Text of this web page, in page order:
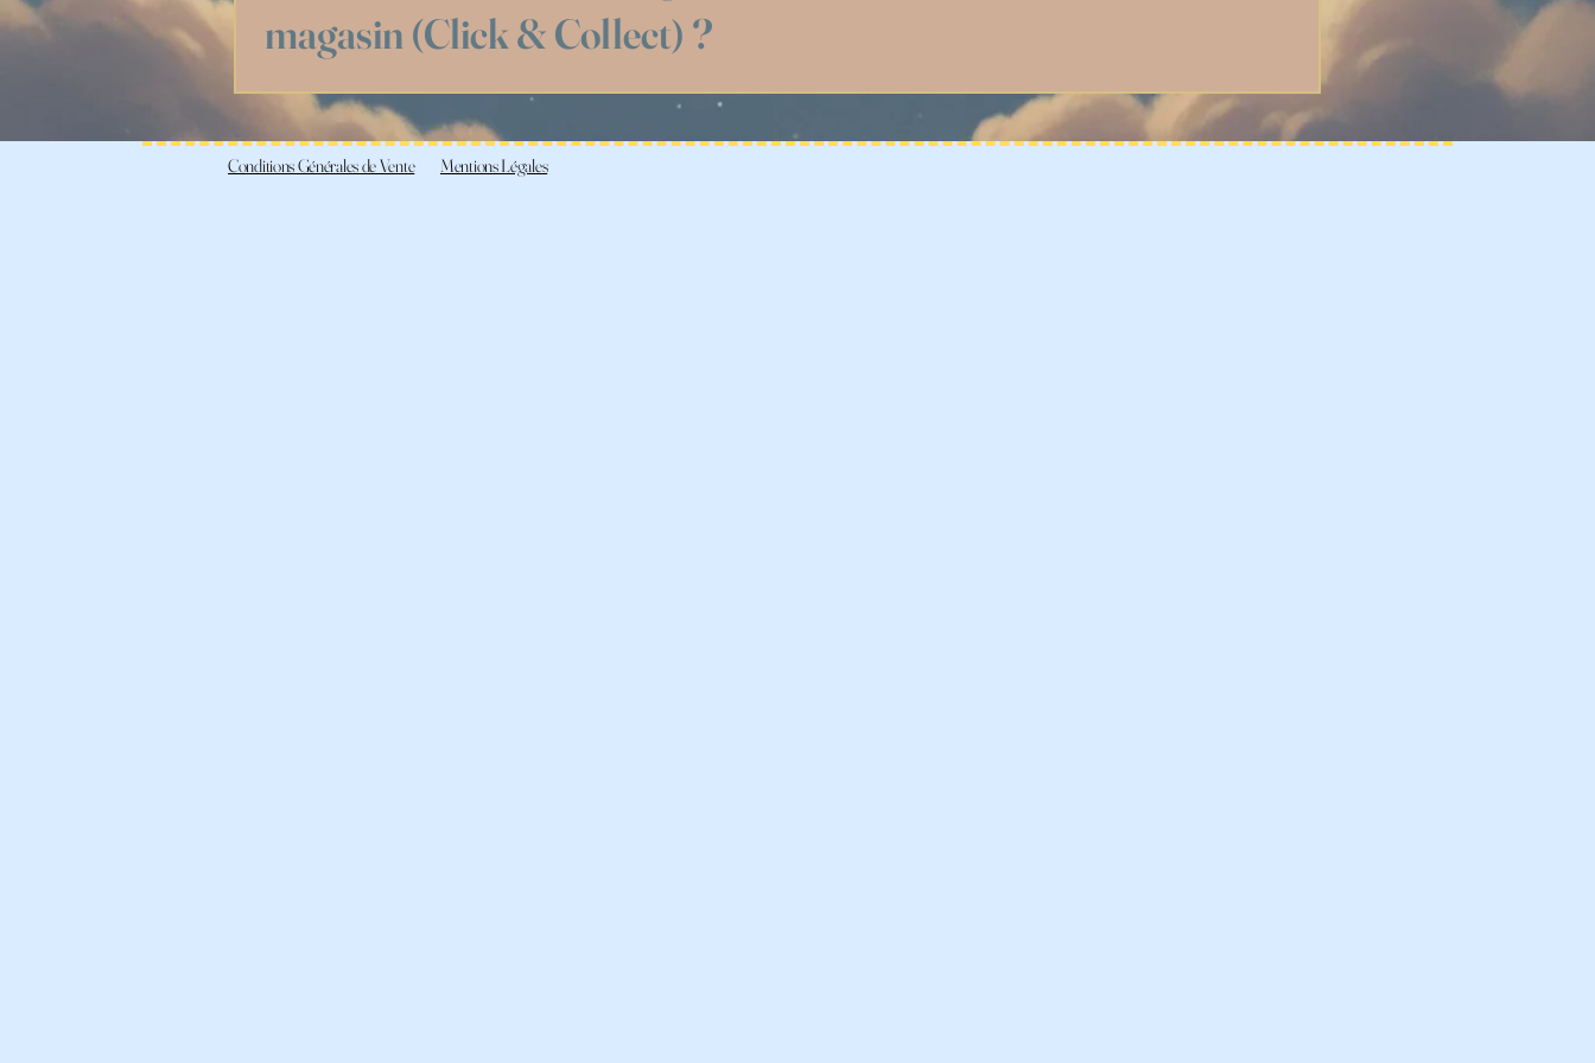
J'ai hâte de vous rencontrer et de vous faire découvrir mes dernières pépites !
magasin (Click & Collect) ?
Oui, avec plaisir ! Faites votre shopping en ligne et venez récupérer vos trésors directement
à la boutique, au 10 Rue Dorée, 72000 Le Mans.
Conditions Générales de Vente Mentions Légales